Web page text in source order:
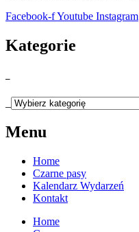
Facebook-fYoutube Instagram
Kategorie
Menu
Home
Czarne pasy
Kalendarz Wydarzeń
Kontakt
Home